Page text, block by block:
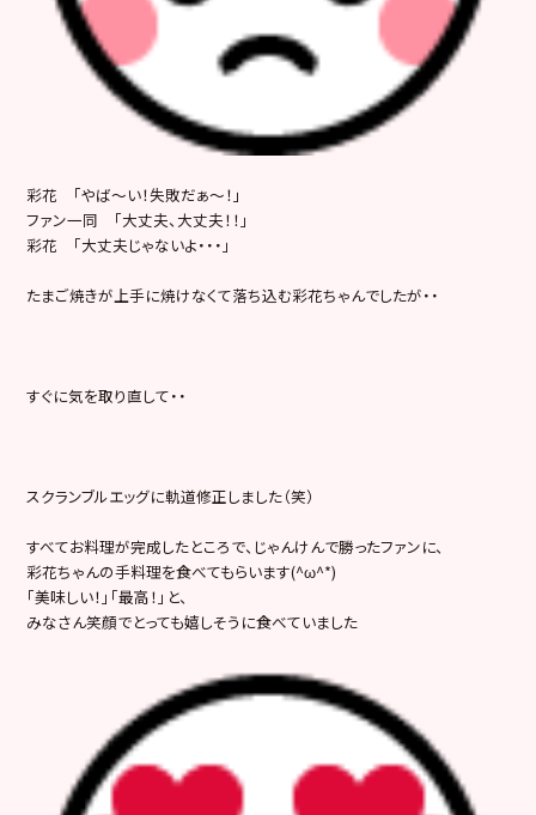
彩花 「やば～い！失敗だぁ～！」
ファン一同 「大丈夫、大丈夫！！」
彩花 「大丈夫じゃないよ・・・」
たまご焼きが上手に焼けなくて落ち込む彩花ちゃんでしたが・・
すぐに気を取り直して・・
スクランブルエッグに軌道修正しました（笑）
すべてお料理が完成したところで、じゃんけんで勝ったファンに、
彩花ちゃんの手料理を食べてもらいます(^ω^*)
「美味しい！」「最高！」と、
みなさん笑顔でとっても嬉しそうに食べていました